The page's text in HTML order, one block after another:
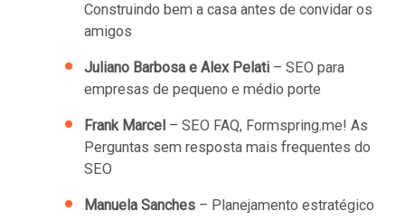
Construindo bem a casa antes de convidar os
amigos
Juliano Barbosa e Alex Pelati – SEO para
empresas de pequeno e médio porte
Frank Marcel – SEO FAQ, Formspring.me! As
Perguntas sem resposta mais frequentes do
SEO
Manuela Sanches – Planejamento estratégico